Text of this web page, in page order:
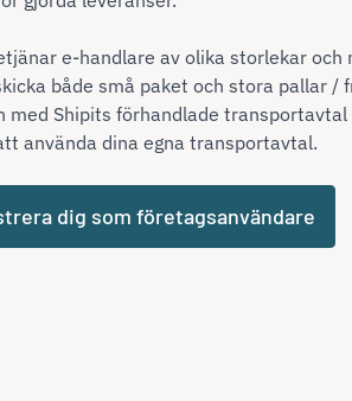
e-handlare av olika storlekar och
både små paket och stora pallar /
med Shipits förhandlade
använda dina egna transportavtal.
dig som företagsanvändare